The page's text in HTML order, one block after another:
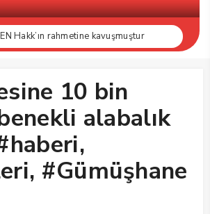
10 bin
benekli alabalık
#Gümüşhane